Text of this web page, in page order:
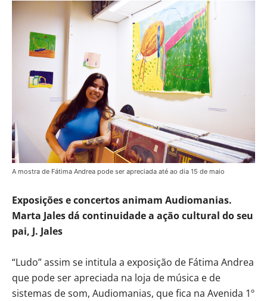
A mostra de Fátima Andrea pode ser apreciada até ao dia 15 de maio
Exposições e concertos animam Audiomanias.
Marta Jales dá continuidade a ação cultural do seu
pai, J. Jales
“Ludo” assim se intitula a exposição de Fátima Andrea
que pode ser apreciada na loja de música e de
sistemas de som, Audiomanias, que fica na Avenida 1º